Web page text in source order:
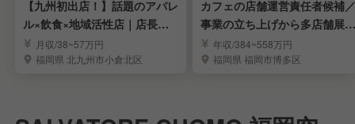
【九州初出店！】話題のアパレ
ル×飲食×地域活性店｜店長・
店長候補求む
月収/38~57万円
福岡県 北九州市小倉北区
カフェの店舗運営責任者候補／
事業の立ち上げから多店舗展開
まで担う
年収/384~558万円
福岡県 福岡市博多区